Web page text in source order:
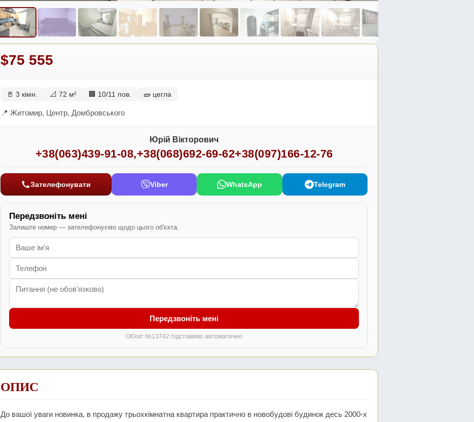
$75 555
🚪 3 кімн. 📐 72 м² 🏢 10/11 пов. 🧱 цегла
📍 Житомир, Центр, Домбровського
Юрій Вікторович
+38(063)439-91-08,+38(068)692-69-62+38(097)166-12-76
Зателефонувати Viber WhatsApp Telegram
Передзвоніть мені
Залиште номер — зателефонуємо щодо цього об'єкта.
Передзвоніть мені
Об'єкт №13742 підставимо автоматично
ОПИС
До вашої уваги новинка, в продажу трьохкімнатна квартира практично в новобудові будинок десь 2000-х